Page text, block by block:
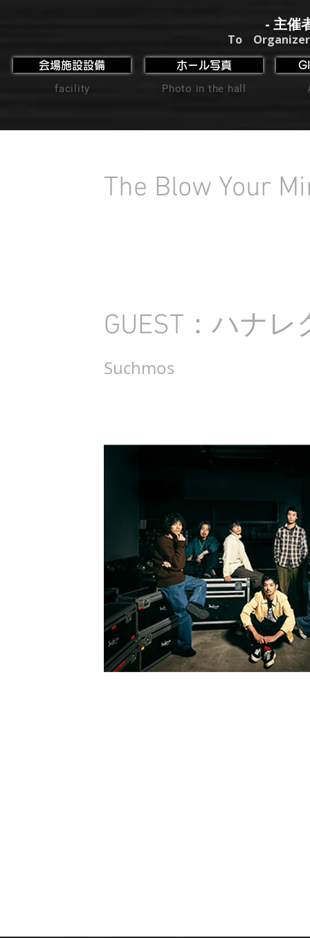
- 主催
To
会場施設設備
facility
ホール写真
Photo in the hall
The Blow Your
GUEST：ハナレ
Suchmos